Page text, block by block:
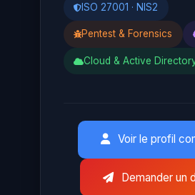
ISO 27001 · NIS2
Pentest & Forensics
Cloud & Active
Voir le profil
Demander un